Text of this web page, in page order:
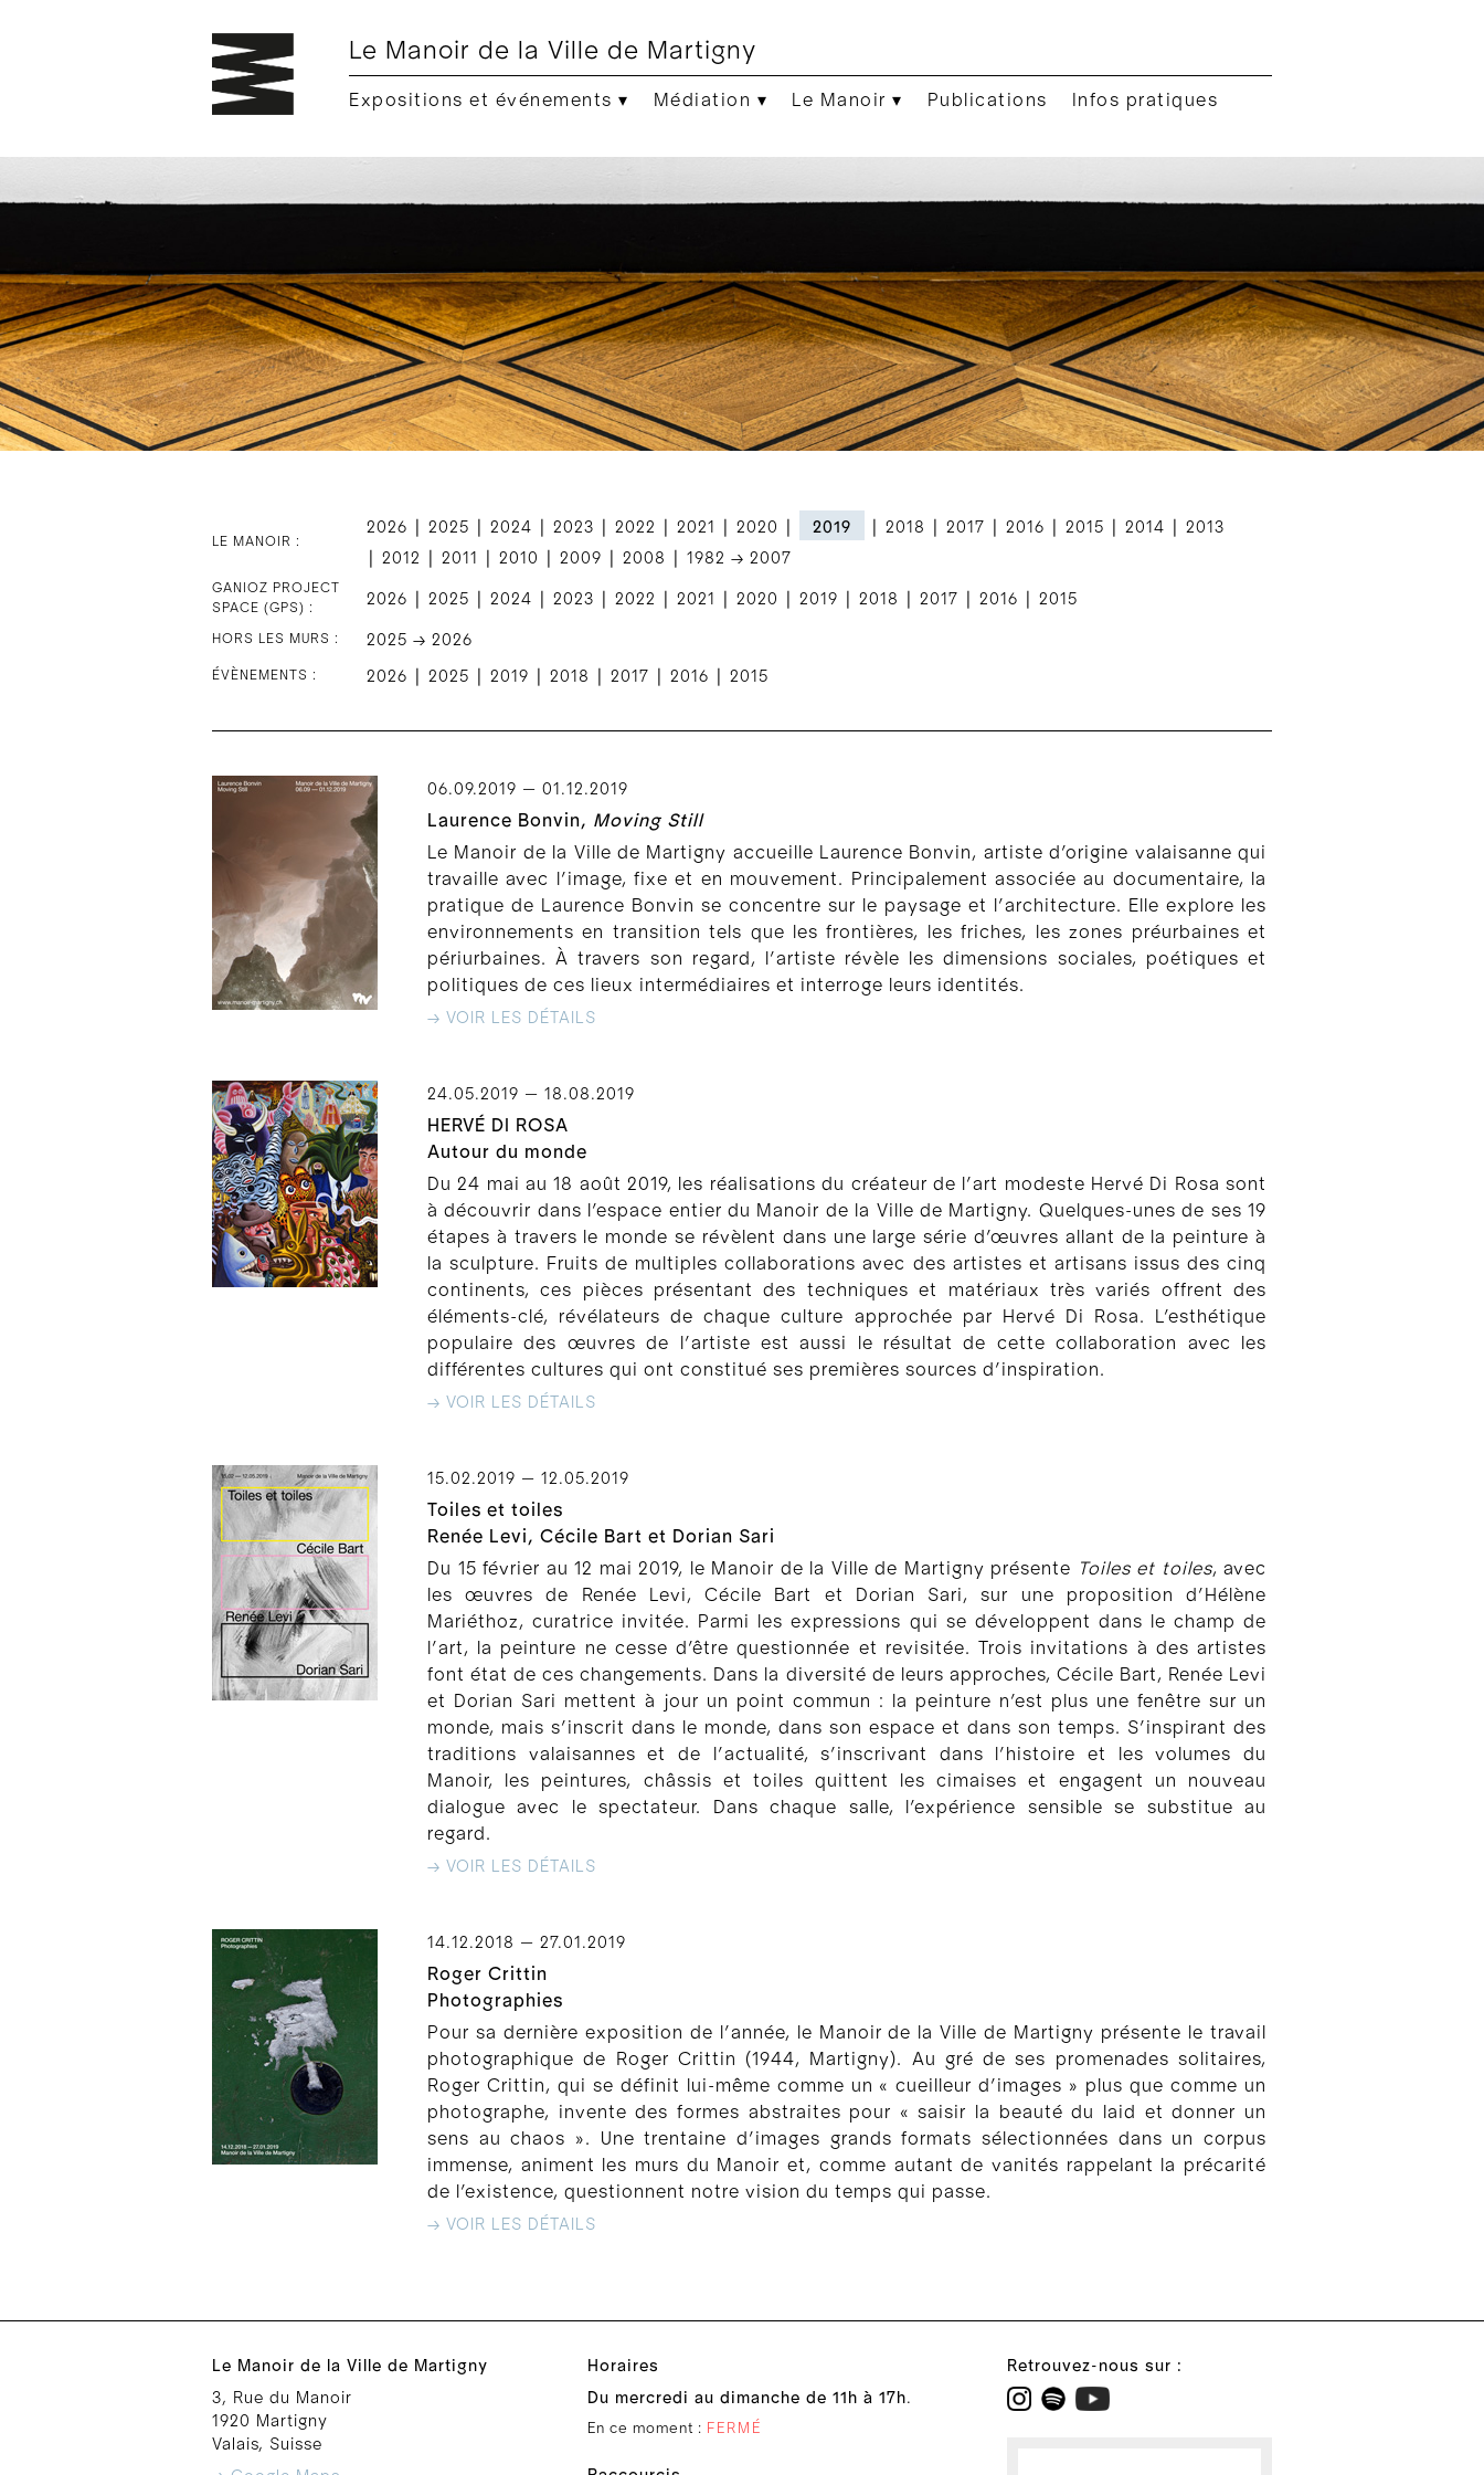
Le Manoir de la Ville de Martigny
Expositions et événements ▾ Médiation ▾ Le Manoir ▾ Publications Infos pratiques
LE MANOIR :
2026 2025 2024 2023 2022 2021 2020 2019 2018 2017 2016 2015 2014 2013
2012 2011 2010 2009 2008 1982 → 2007
GANIOZ PROJECT
SPACE (GPS) :
2026 2025 2024 2023 2022 2021 2020 2019 2018 2017 2016 2015
HORS LES MURS : 2025 → 2026
ÉVÈNEMENTS : 2026 2025 2019 2018 2017 2016 2015
06.09.2019 — 01.12.2019
Laurence Bonvin, Moving Still
Le Manoir de la Ville de Martigny accueille Laurence Bonvin, artiste d’origine valaisanne qui
travaille avec l’image, fixe et en mouvement. Principalement associée au documentaire, la
pratique de Laurence Bonvin se concentre sur le paysage et l’architecture. Elle explore les
environnements en transition tels que les frontières, les friches, les zones préurbaines et
périurbaines. À travers son regard, l’artiste révèle les dimensions sociales, poétiques et
politiques de ces lieux intermédiaires et interroge leurs identités.
→ VOIR LES DÉTAILS
24.05.2019 — 18.08.2019
HERVÉ DI ROSA
Autour du monde
Du 24 mai au 18 août 2019, les réalisations du créateur de l’art modeste Hervé Di Rosa sont
à découvrir dans l’espace entier du Manoir de la Ville de Martigny. Quelques-unes de ses 19
étapes à travers le monde se révèlent dans une large série d’œuvres allant de la peinture à
la sculpture. Fruits de multiples collaborations avec des artistes et artisans issus des cinq
continents, ces pièces présentant des techniques et matériaux très variés offrent des
éléments-clé, révélateurs de chaque culture approchée par Hervé Di Rosa. L’esthétique
populaire des œuvres de l’artiste est aussi le résultat de cette collaboration avec les
différentes cultures qui ont constitué ses premières sources d’inspiration.
→ VOIR LES DÉTAILS
15.02.2019 — 12.05.2019
Toiles et toiles
Renée Levi, Cécile Bart et Dorian Sari
Du 15 février au 12 mai 2019, le Manoir de la Ville de Martigny présente
Toiles et toiles, avec
les œuvres de Renée Levi, Cécile Bart et Dorian Sari, sur une proposition d’Hélène
Mariéthoz, curatrice invitée. Parmi les expressions qui se développent dans le champ de
l’art, la peinture ne cesse d’être questionnée et revisitée. Trois invitations à des artistes
font état de ces changements. Dans la diversité de leurs approches, Cécile Bart, Renée Levi
et Dorian Sari mettent à jour un point commun : la peinture n’est plus une fenêtre sur un
monde, mais s’inscrit dans le monde, dans son espace et dans son temps. S’inspirant des
traditions valaisannes et de l’actualité, s’inscrivant dans l’histoire et les volumes du
Manoir, les peintures, châssis et toiles quittent les cimaises et engagent un nouveau
dialogue avec le spectateur. Dans chaque salle, l’expérience sensible se substitue au
regard.
→ VOIR LES DÉTAILS
14.12.2018 — 27.01.2019
Roger Crittin
Photographies
Pour sa dernière exposition de l’année, le Manoir de la Ville de Martigny présente le travail
photographique de Roger Crittin (1944, Martigny). Au gré de ses promenades solitaires,
Roger Crittin, qui se définit lui-même comme un « cueilleur d’images » plus que comme un
photographe, invente des formes abstraites pour « saisir la beauté du laid et donner un
sens au chaos ». Une trentaine d’images grands formats sélectionnées dans un corpus
immense, animent les murs du Manoir et, comme autant de vanités rappelant la précarité
de l’existence, questionnent notre vision du temps qui passe.
→ VOIR LES DÉTAILS
Le Manoir de la Ville de Martigny
3, Rue du Manoir
1920 Martigny
Valais, Suisse
Horaires
Du mercredi au dimanche de 11h à 17h.
En ce moment : FERMÉ
Retrouvez-nous sur :